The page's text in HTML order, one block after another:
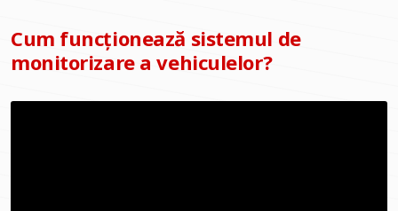
Cum funcționează sistemul de
monitorizare a vehiculelor?